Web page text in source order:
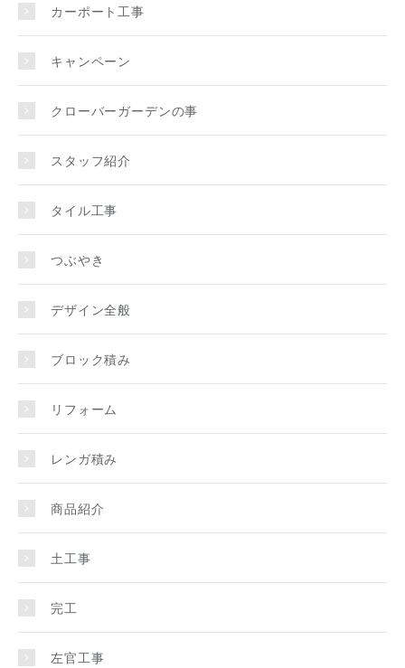
カーポート工事
キャンペーン
クローバーガーデンの事
スタッフ紹介
タイル工事
つぶやき
デザイン全般
ブロック積み
リフォーム
レンガ積み
商品紹介
土工事
完工
左官工事